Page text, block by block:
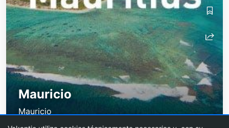
Mauricio
Mauricio